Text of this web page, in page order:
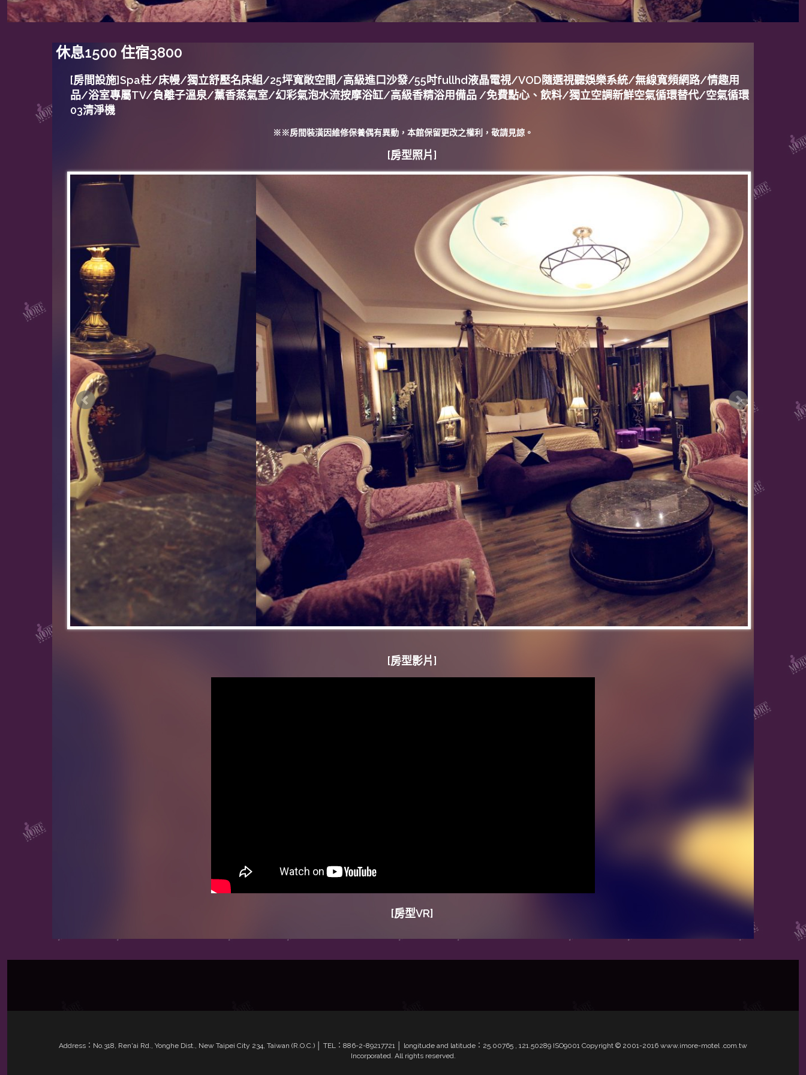
休息1500 住宿3800
[房間設施]Spa柱/床幔/獨立舒壓名床組/25坪寬敞空間/高級進口沙發/55吋fullhd液晶電視/VOD隨選視聽娛樂系統/無線寬頻網路/情趣用
品/浴室專屬TV/負離子溫泉/薰香蒸氣室/幻彩氣泡水流按摩浴缸/高級香精浴用備品 /免費點心、飲料/獨立空調新鮮空氣循環替代/空氣循環
03清淨機
※※房間裝潢因維修保養偶有異動，本館保留更改之權利，敬請見諒。
[房型照片]
Champs Elysees Suite
[房型影片]
[房型VR]
Address：No.318, Ren'ai Rd., Yonghe Dist., New Taipei City 234, Taiwan (R.O.C.) │ TEL：886-2-89217721 │ longitude and latitude：25.00765 , 121.50289 ISO9001 Copyright © 2001-2016 www.imore-motel .com.tw
Incorporated. All rights reserved.